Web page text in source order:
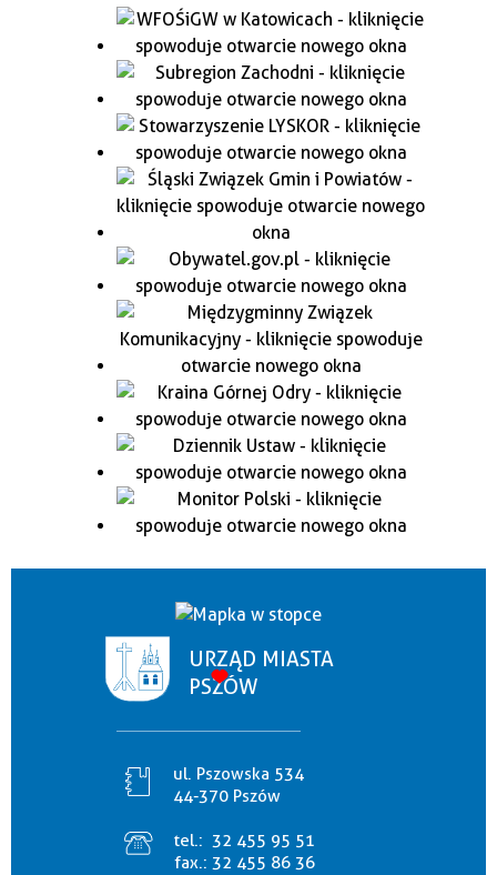
URZĄD MIASTA
PSZÓW
ul. Pszowska 534
44-370 Pszów
tel.: 32 455 95 51
fax.: 32 455 86 36